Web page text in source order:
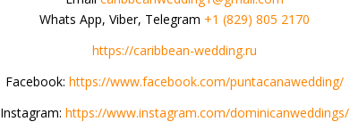
Whats App, Viber, Telegram +1 (829) 805 2170
https://caribbean-wedding.ru
Facebook: https://www.facebook.com/puntacanawedding/
Instagram: https://www.instagram.com/dominicanweddings/